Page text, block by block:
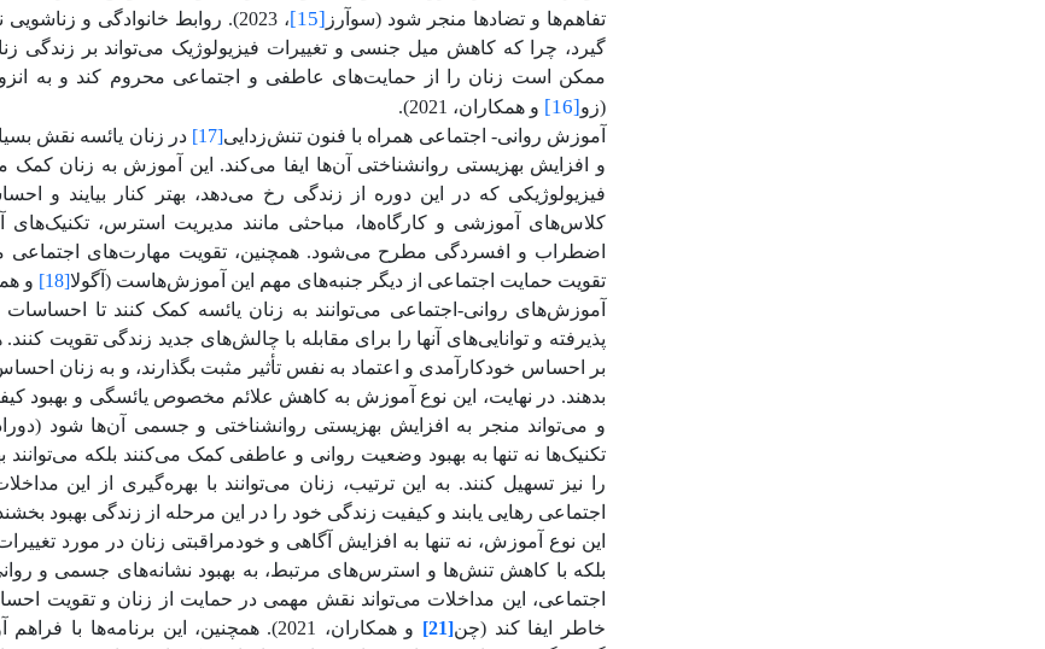
تفاهم‌ها و تضادها منجر شود (سوآرز [15]
، 2023). روابط خانوادگی و
گیرد، چرا که کاهش میل جنسی و تغییرات فیزیولوژیک می‌تواند بر زندگی
ممکن است زنان را از حمایت‌های عاطفی و اجتماعی محروم کند و به
(زو[16] و همکاران، 2021).
آموزش روانی- اجتماعی همراه با فنون تنش‌زدایی[17] در زنان یائسه نقش
و افزایش بهزیستی روانشناختی آن‌ها ایفا می‌کند. این آموزش به زنان کمک
فیزیولوژیکی که در این دوره از زندگی رخ می‌دهد، بهتر کنار بیایند و
کلاس‌های آموزشی و کارگاه‌ها، مباحثی مانند مدیریت استرس، تکنیک‌های
اضطراب و افسردگی مطرح می‌شود. همچنین، تقویت مهارت‌های اجتماعی
تقویت حمایت اجتماعی از دیگر جنبه‌های مهم این آموزش‌هاست (آگولا[18] و
آموزش‌های روانی-اجتماعی می‌توانند به زنان یائسه کمک کنند تا
پذیرفته و توانایی‌های آنها را برای مقابله با چالش‌های جدید زندگی تقویت
بر احساس خودکارآمدی و اعتماد به نفس تأثیر مثبت بگذارند، و به زنان
بدهند. در نهایت، این نوع آموزش به کاهش علائم مخصوص یائسگی و بهبود
و می‌تواند منجر به افزایش بهزیستی روانشناختی و جسمی آن‌ها شود
تکنیک‌ها نه تنها به بهبود وضعیت روانی و عاطفی کمک می‌کنند بلکه
را نیز تسهیل کنند. به این ترتیب، زنان می‌توانند با بهره‌گیری از این
اجتماعی رهایی یابند و کیفیت زندگی خود را در این مرحله از زندگی بهبود
این نوع آموزش، نه تنها به افزایش آگاهی و خودمراقبتی زنان در مورد
بلکه با کاهش تنش‌ها و استرس‌های مرتبط، به بهبود نشانه‌های جسمی و
اجتماعی،
این مداخلات می‌تواند نقش مهمی در حمایت از زنان و تقویت
خاطر ایفا کند (چن[21] و همکاران، 2021).
همچنین، این برنامه‌ها با